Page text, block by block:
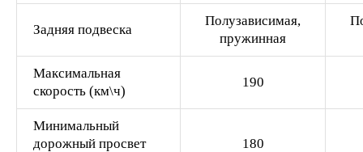
Задняя подвеска
Полузависимая,
пружинная
Максимальная
скорость (км\ч)
190
Минимальный
дорожный просвет
180